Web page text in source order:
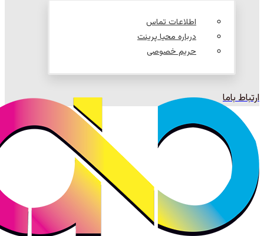
اطلاعات تماس
درباره محیا پرینت
حریم خصوصی
ارتباط باما